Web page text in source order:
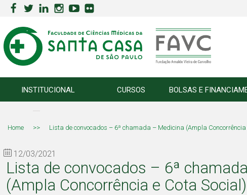
INSTITUCIONAL CURSOS BOLSAS E
Home >> Lista de convocados – 6ª chamada – Medicina (Ampla Concorrência
12/03/2021
Lista de convocados – 6ª
(Ampla Concorrência e Cota Social)